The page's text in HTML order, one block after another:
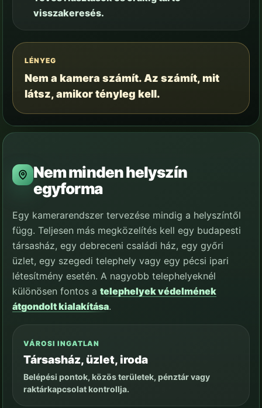
visszakeresés.
LÉNYEG
Nem a kamera számít. Az számít, mit
látsz, amikor tényleg kell.
Nem minden helyszín
egyforma
Egy kamerarendszer tervezése mindig a helyszíntől
függ. Teljesen más megközelítés kell egy budapesti
társasház, egy debreceni családi ház, egy győri
üzlet, egy szegedi telephely vagy egy pécsi ipari
létesítmény esetén. A nagyobb telephelyeknél
különösen fontos a telephelyek védelmének
átgondolt kialakítása.
VÁROSI INGATLAN
Társasház, üzlet, iroda
Belépési pontok, közös területek, pénztár vagy
raktárkapcsolat kontrollja.